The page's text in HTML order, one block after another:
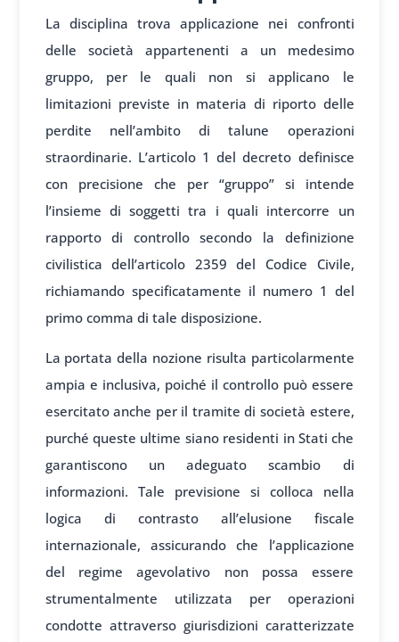
La disciplina trova applicazione nei confronti
delle società appartenenti a un medesimo
gruppo, per le quali non si applicano le
limitazioni previste in materia di riporto delle
perdite nell’ambito di talune operazioni
straordinarie. L’articolo 1 del decreto definisce
con precisione che per “gruppo” si intende
l’insieme di soggetti tra i quali intercorre un
rapporto di controllo secondo la definizione
civilistica dell’articolo 2359 del Codice Civile,
richiamando specificatamente il numero 1 del
primo comma di tale disposizione.
La portata della nozione risulta particolarmente
ampia e inclusiva, poiché il controllo può essere
esercitato anche per il tramite di società estere,
purché queste ultime siano residenti in Stati che
garantiscono un adeguato scambio di
informazioni. Tale previsione si colloca nella
logica di contrasto all’elusione fiscale
internazionale, assicurando che l’applicazione
del regime agevolativo non possa essere
strumentalmente utilizzata per operazioni
condotte attraverso giurisdizioni caratterizzate